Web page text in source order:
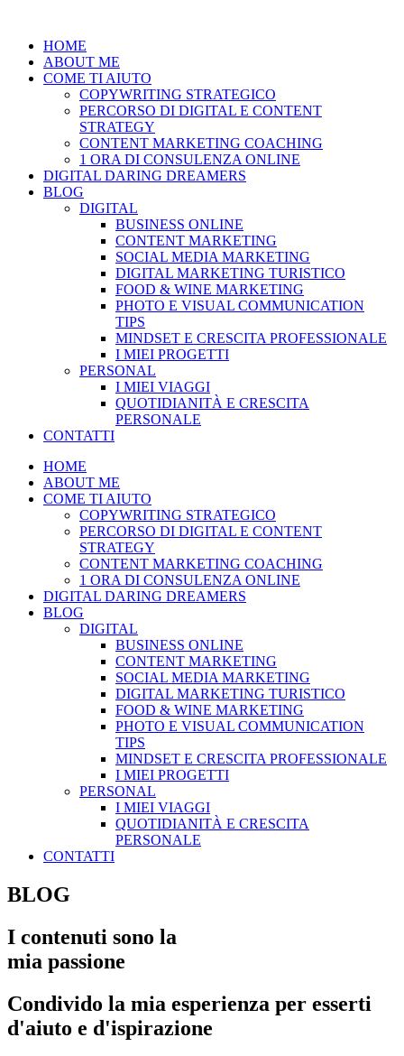
contenutoHOME
ABOUT ME
COME TI AIUTO
COPYWRITING STRATEGICO
PERCORSO DI DIGITAL E CONTENT
STRATEGY
CONTENT MARKETING COACHING
1 ORA DI CONSULENZA ONLINE
DIGITAL DARING DREAMERS
BLOG
DIGITAL
BUSINESS ONLINE
CONTENT MARKETING
SOCIAL MEDIA MARKETING
DIGITAL MARKETING TURISTICO
FOOD & WINE MARKETING
PHOTO E VISUAL COMMUNICATION
TIPS
MINDSET E CRESCITA PROFESSIONALE
I MIEI PROGETTI
PERSONAL
I MIEI VIAGGI
QUOTIDIANITÀ E CRESCITA
PERSONALE
CONTATTI
HOME
ABOUT ME
COME TI AIUTO
COPYWRITING STRATEGICO
PERCORSO DI DIGITAL E CONTENT
STRATEGY
CONTENT MARKETING COACHING
1 ORA DI CONSULENZA ONLINE
DIGITAL DARING DREAMERS
BLOG
DIGITAL
BUSINESS ONLINE
CONTENT MARKETING
SOCIAL MEDIA MARKETING
DIGITAL MARKETING TURISTICO
FOOD & WINE MARKETING
PHOTO E VISUAL COMMUNICATION
TIPS
MINDSET E CRESCITA PROFESSIONALE
I MIEI PROGETTI
PERSONAL
I MIEI VIAGGI
QUOTIDIANITÀ E CRESCITA
PERSONALE
CONTATTI
BLOG
I contenuti sono la
mia passione
Condivido la mia esperienza per esserti
d'aiuto e d'ispirazione